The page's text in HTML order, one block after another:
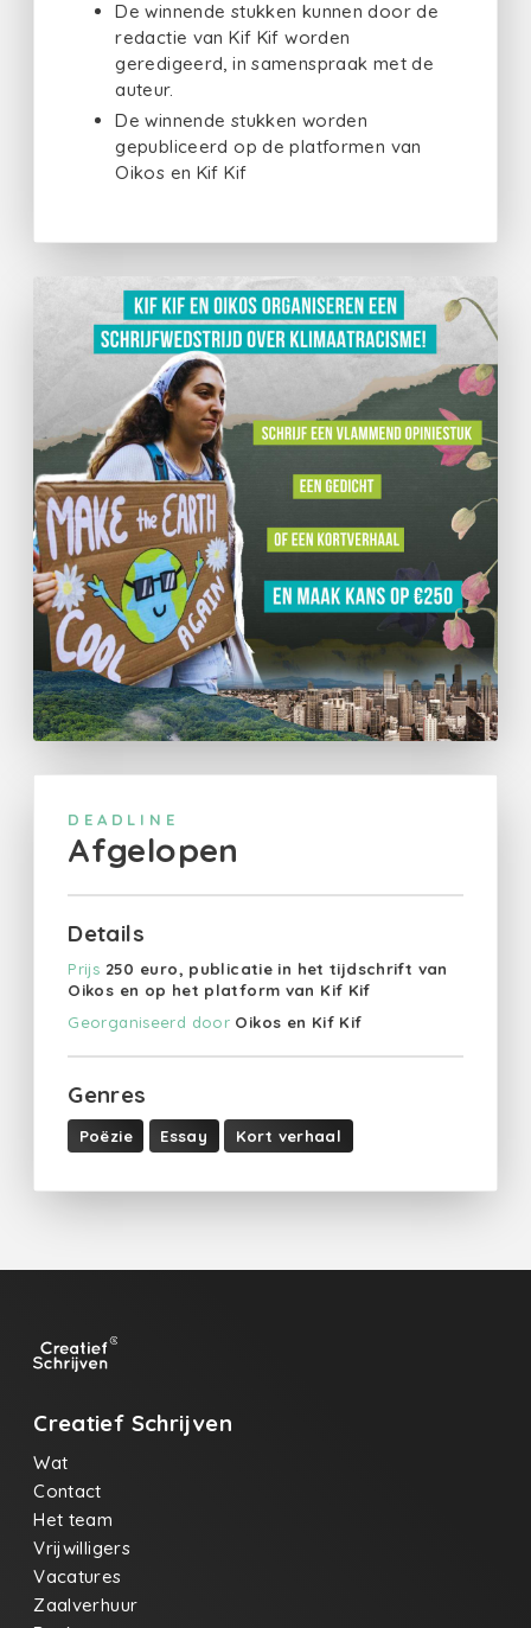
De winnende stukken kunnen door de
redactie van Kif Kif worden
geredigeerd, in samenspraak met de
auteur.
De winnende stukken worden
gepubliceerd op de platformen van
Oikos en Kif Kif
DEADLINE
Afgelopen
Details
Prijs 250 euro, publicatie in het tijdschrift van
Oikos en op het platform van Kif Kif
Georganiseerd door Oikos en Kif Kif
Genres
Poëzie Essay Kort verhaal
Creatief Schrijven
Wat
Contact
Het team
Vrijwilligers
Vacatures
Zaalverhuur